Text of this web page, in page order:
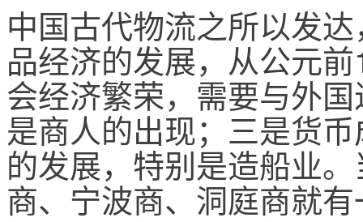
中国古代物流之所以发
品经济的发展，从公元
会经济繁荣，需要与外
是商人的出现；三是货
的发展，特别是造船业
商、宁波商、洞庭商就